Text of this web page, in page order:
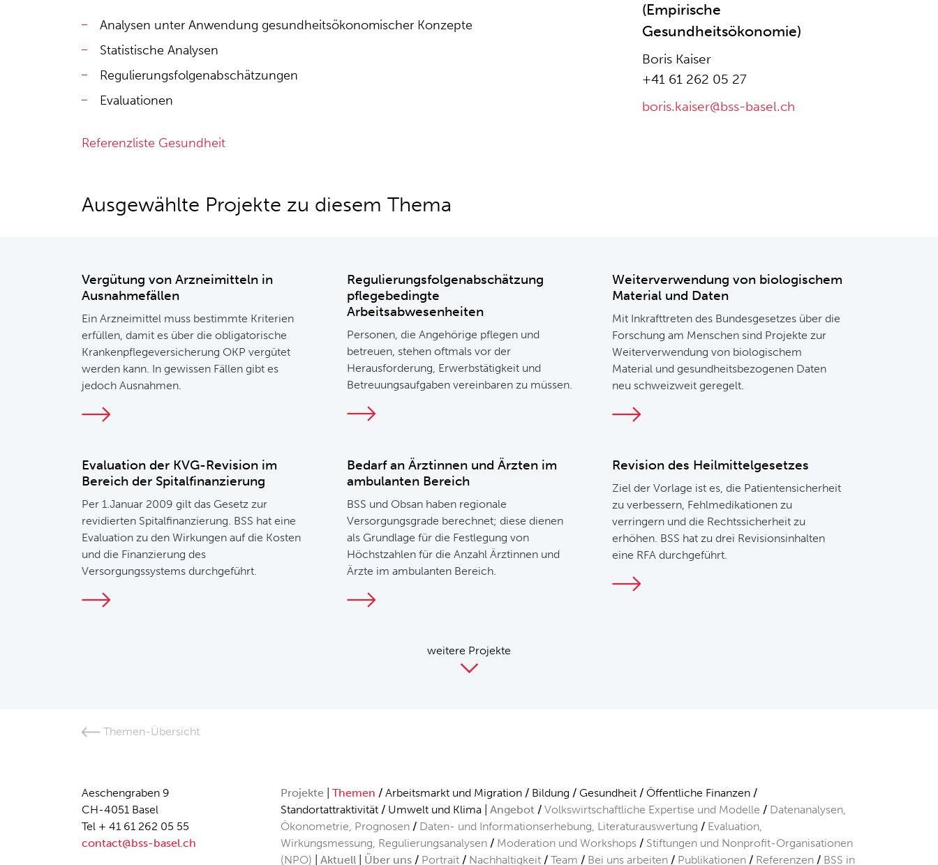
Analysen unter Anwendung gesundheitsökonomischer Konzepte
Statistische Analysen
Regulierungsfolgenabschätzungen
Evaluationen
Referenzliste Gesundheit
(Empirische
Gesundheitsökonomie)
Boris Kaiser
+41 61 262 05 27
boris.kaiser@bss-basel.ch
Ausgewählte Projekte zu diesem Thema
Vergütung von Arzneimitteln in
Ausnahmefällen
Ein Arzneimittel muss bestimmte Kriterien
erfüllen, damit es über die obligatorische
Krankenpflegeversicherung OKP vergütet
werden kann. In gewissen Fällen gibt es
jedoch Ausnahmen.
Regulierungsfolgenabschätzung
pflegebedingte
Arbeitsabwesenheiten
Personen, die Angehörige pflegen und
betreuen, stehen oftmals vor der
Herausforderung, Erwerbstätigkeit und
Betreuungsaufgaben vereinbaren zu müssen.
Weiterverwendung von biologischem
Material und Daten
Mit Inkrafttreten des Bundesgesetzes über die
Forschung am Menschen sind Projekte zur
Weiterverwendung von biologischem
Material und gesundheitsbezogenen Daten
neu schweizweit geregelt.
Evaluation der KVG-Revision im
Bereich der Spitalfinanzierung
Per 1.Januar 2009 gilt das Gesetz zur
revidierten Spitalfinanzierung. BSS hat eine
Evaluation zu den Wirkungen auf die Kosten
und die Finanzierung des
Versorgungssystems durchgeführt.
Bedarf an Ärztinnen und Ärzten im
ambulanten Bereich
BSS und Obsan haben regionale
Versorgungsgrade berechnet; diese dienen
als Grundlage für die Festlegung von
Höchstzahlen für die Anzahl Ärztinnen und
Ärzte im ambulanten Bereich.
Revision des Heilmittelgesetzes
Ziel der Vorlage ist es, die Patientensicherheit
zu verbessern, Fehlmedikationen zu
verringern und die Rechtssicherheit zu
erhöhen. BSS hat zu drei Revisionsinhalten
eine RFA durchgeführt.
weitere Projekte
Themen-Übersicht
Aeschengraben 9
CH-4051 Basel
Tel + 41 61 262 05 55
contact@bss-basel.ch
Projekte Themen Arbeitsmarkt und Migration Bildung Gesundheit
Öffentliche Finanzen
Standortattraktivität
Umwelt und Klima Angebot Volkswirtschaftliche Expertise und Modelle
Datenanalysen,
Ökonometrie, Prognosen
Daten- und Informationserhebung, Literaturauswertung
Evaluation,
Wirkungsmessung, Regulierungsanalysen
Moderation und Workshops
Stiftungen und Nonprofit-Organisationen
(NPO)
Aktuell Über uns Portrait Nachhaltigkeit Team Bei uns arbeiten Publikationen Referenzen BSS in